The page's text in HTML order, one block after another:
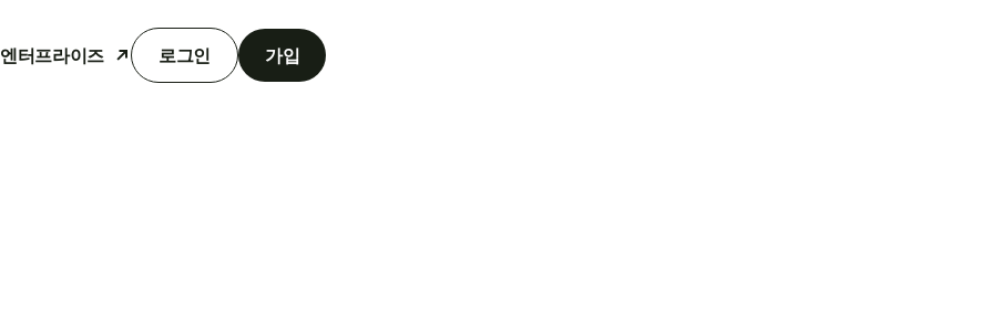
엔터프라이즈 로그인 가입